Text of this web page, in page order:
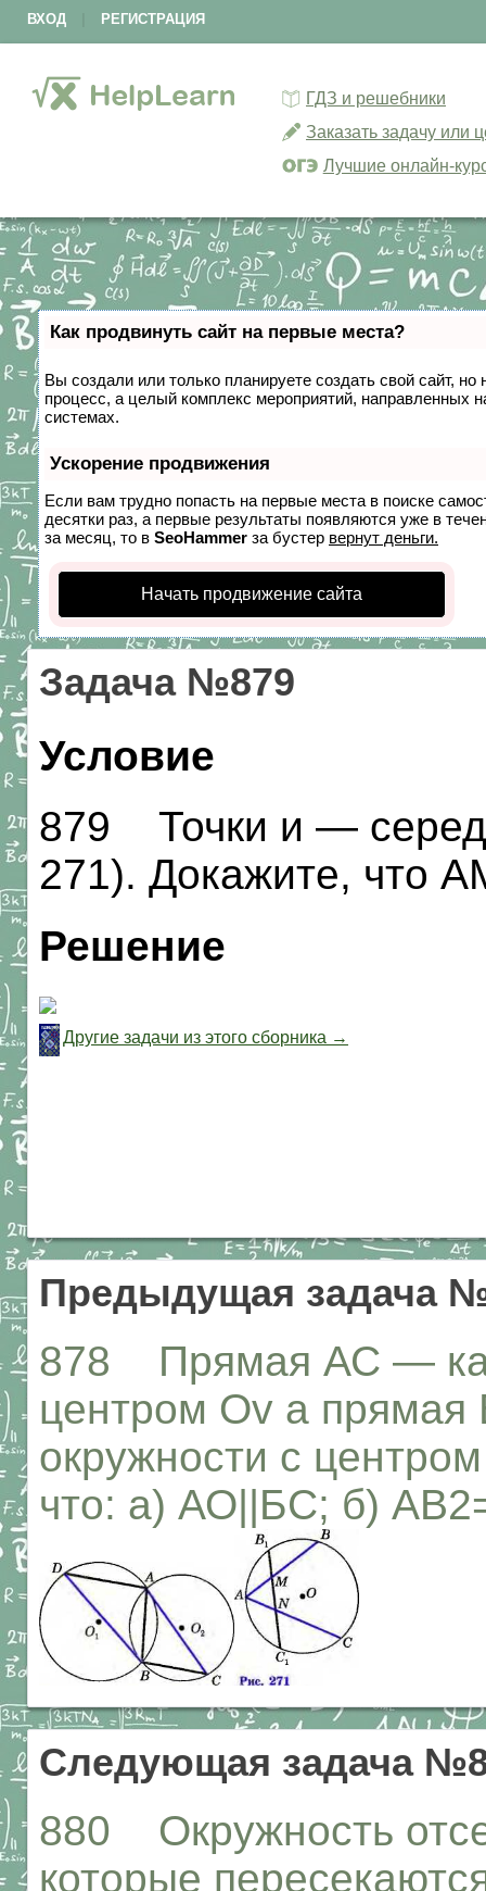
ВХОД РЕГИСТРАЦИЯ
ГДЗ и решебники
Заказать задачу или
Лучшие онлайн-
Как продвинуть сайт на первые места?
Вы создали или только планируете создать свой сайт,
процесс, а целый комплекс мероприятий, направленных
системах.
Ускорение продвижения
Если вам трудно попасть на первые места в поиске
десятки раз, а первые результаты появляются уже в
за месяц, то в SeoHammer за бустер вернут деньги.
Начать продвижение сайта
Задача №879
Условие
879 Точки и —
271). Докажите, что
Решение
Другие задачи из этого сборника →
Предыдущая задача
878 Прямая АС —
центром Ov а прямая
окружности с
что: а) АО||БС; б)
Следующая задача
880 Окружность
которые